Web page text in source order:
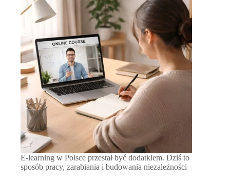
E-learning w Polsce przestał być dodatkiem. Dziś to
sposób pracy, zarabiania i budowania niezależności